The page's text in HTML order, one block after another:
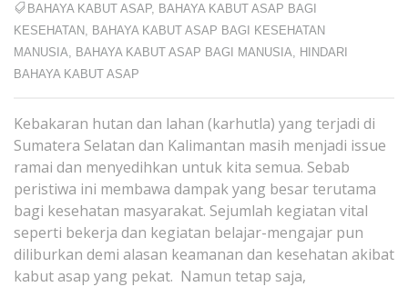
BAHAYA KABUT ASAP, BAHAYA KABUT ASAP BAGI
KESEHATAN
BAHAYA KABUT ASAP BAGI KESEHATAN
MANUSIA
BAHAYA KABUT ASAP BAGI MANUSIA
HINDARI
BAHAYA KABUT ASAP
Kebakaran hutan dan lahan (karhutla) yang terjadi di
Sumatera Selatan dan Kalimantan masih menjadi issue
ramai dan menyedihkan untuk kita semua. Sebab
peristiwa ini membawa dampak yang besar terutama
bagi kesehatan masyarakat. Sejumlah kegiatan vital
seperti bekerja dan kegiatan belajar-mengajar pun
diliburkan demi alasan keamanan dan kesehatan akibat
kabut asap yang pekat. Namun tetap saja,